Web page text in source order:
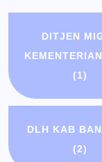
DITJEN
(1)
DLH KAB
(2)